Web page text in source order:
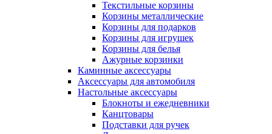
Текстильные корзины
Корзины металлические
Корзины для подарков
Корзины для игрушек
Корзины для белья
Ажурные корзинки
Каминные аксессуары
Аксессуары для автомобиля
Настольные аксессуары
Блокноты и ежедневники
Канцтовары
Подставки для ручек